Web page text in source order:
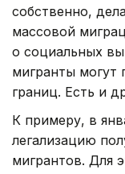
собственно,
массовой
о социальных
мигранты могут
границ. Есть и
К примеру, в
легализацию
мигрантов. Для